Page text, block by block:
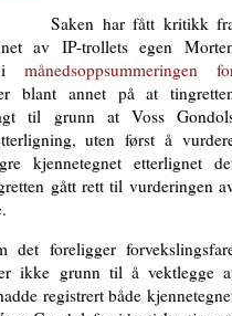
Saken har fått kritikk
av IP-trollets egen
i månedsoppsummeringen
blant annet på at
til grunn at Voss
uten først å
kjennetegnet etterlignet
gått rett til vurderingen
foreligger
ikke grunn til å vektlegge
registrert både